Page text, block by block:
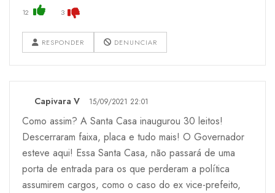
12 3
RESPONDER DENUNCIAR
Capivara V 15/09/2021 22:01
Como assim? A Santa Casa inaugurou 30 leitos!
Descerraram faixa, placa e tudo mais! O Governador
esteve aqui! Essa Santa Casa, não passará de uma
porta de entrada para os que perderam a política
assumirem cargos, como o caso do ex vice-prefeito,